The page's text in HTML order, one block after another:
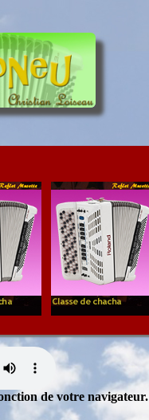
de votre navigateur.